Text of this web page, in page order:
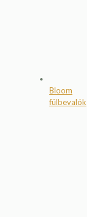
Bloom
fülbevalók